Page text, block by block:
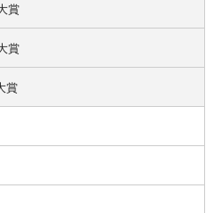
賞
賞
賞